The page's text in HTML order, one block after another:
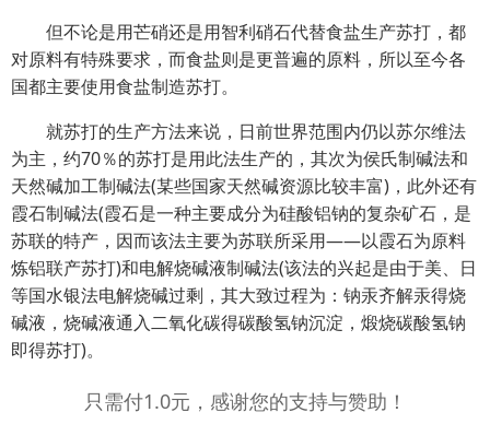
但不论是用芒硝还是用智利硝石代替食盐生产苏打，都
对原料有特殊要求，而食盐则是更普遍的原料，所以至今各
国都主要使用食盐制造苏打。
就苏打的生产方法来说，日前世界范围内仍以苏尔维法
为主，约70％的苏打是用此法生产的，其次为侯氏制碱法和
天然碱加工制碱法(某些国家天然碱资源比较丰富)，此外还有
霞石制碱法(霞石是一种主要成分为硅酸铝钠的复杂矿石，是
苏联的特产，因而该法主要为苏联所采用——以霞石为原料
炼铝联产苏打)和电解烧碱液制碱法(该法的兴起是由于美、日
等国水银法电解烧碱过剩，其大致过程为：钠汞齐解汞得烧
碱液，烧碱液通入二氧化碳得碳酸氢钠沉淀，煅烧碳酸氢钠
即得苏打)。
只需付1.0元，感谢您的支持与赞助！